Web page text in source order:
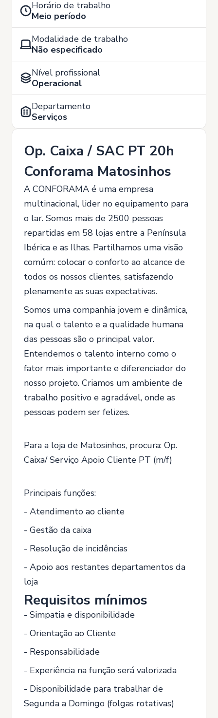
Horário de trabalho
Meio período
Modalidade de trabalho
Não especificado
Nível profissional
Operacional
Departamento
Serviços
Op. Caixa / SAC PT 20h
Conforama Matosinhos
A CONFORAMA é uma empresa
multinacional, lider no equipamento para
o lar. Somos mais de 2500 pessoas
repartidas em 58 lojas entre a Península
Ibérica e as Ilhas. Partilhamos uma visão
comúm: colocar o conforto ao alcance de
todos os nossos clientes, satisfazendo
plenamente as suas expectativas.
Somos uma companhia jovem e dinâmica,
na qual o talento e a qualidade humana
das pessoas são o principal valor.
Entendemos o talento interno como o
fator mais importante e diferenciador do
nosso projeto. Criamos um ambiente de
trabalho positivo e agradável, onde as
pessoas podem ser felizes.
Para a loja de Matosinhos, procura: Op.
Caixa/ Serviço Apoio Cliente PT (m/f)
Principais funções:
- Atendimento ao cliente
- Gestão da caixa
- Resolução de incidências
- Apoio aos restantes departamentos da
loja
Requisitos mínimos
- Simpatia e disponibilidade
- Orientação ao Cliente
- Responsabilidade
- Experiência na função será valorizada
- Disponibilidade para trabalhar de
Segunda a Domingo (folgas rotativas)